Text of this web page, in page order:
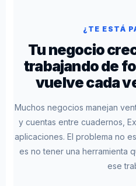
¿TE ESTÁ
Tu negocio
trabajando de
vuelve cada
Muchos negocios manejan
y cuentas entre cuadernos,
aplicaciones. El problema no
es no tener una herramienta
ese